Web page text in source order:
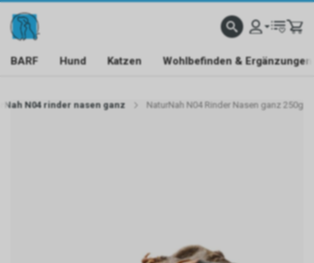
BARF Hund Katzen Wohlbefinden & Ergänzungen
N04 rinder nasen ganz NaturNah N04 Rinder Nasen ganz 250g